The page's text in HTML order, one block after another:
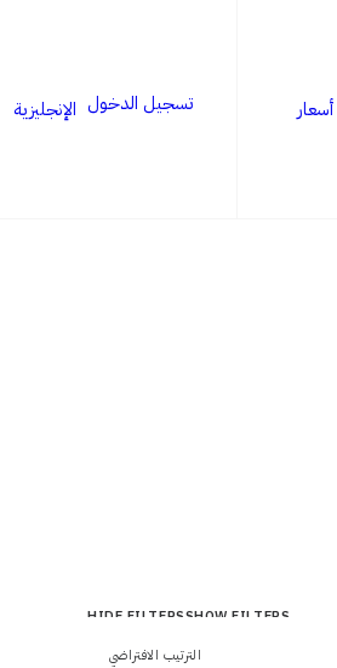
تسجيل الدخول الإنجليزية
HIDE FILTERSSHOW FILTERS
الترتيب الافتراضي